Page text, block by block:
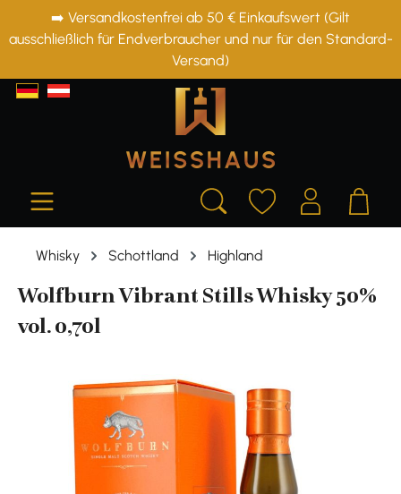
springen
➡️ Versandkostenfrei ab 50 € Einkaufswert (Gilt
ausschließlich für Endverbraucher und nur für den Standard-
Versand)
Whisky Schottland Highland
Wolfburn Vibrant Stills Whisky 50%
vol. 0,70l
Bildergalerie überspringen